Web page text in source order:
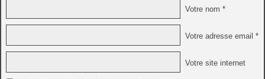
Votre nom *
Votre adresse email *
Votre site internet